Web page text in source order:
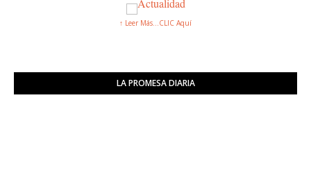
↑ Leer Más...CLIC Aquí
LA PROMESA DIARIA